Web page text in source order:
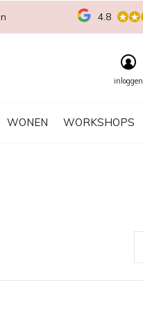
WONEN WORKSHOPS
inloggen
4.8